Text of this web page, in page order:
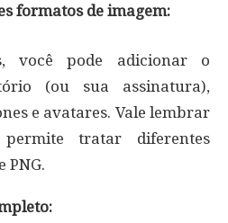
formatos de imagem:
você pode adicionar o
(ou sua assinatura),
e avatares. Vale lembrar
tratar diferentes
PNG.